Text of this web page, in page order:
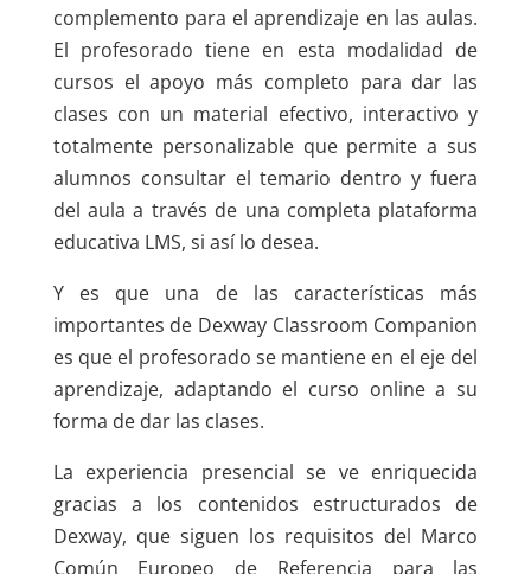
complemento para el aprendizaje en las aulas.
El profesorado tiene en esta modalidad de
cursos el apoyo más completo para dar las
clases con un material efectivo, interactivo y
totalmente personalizable que permite a sus
alumnos consultar el temario dentro y fuera
del aula a través de una completa plataforma
educativa LMS, si así lo desea.
Y es que una de las características más
importantes de Dexway Classroom Companion
es que el profesorado se mantiene en el eje del
aprendizaje, adaptando el curso online a su
forma de dar las clases.
La experiencia presencial se ve enriquecida
gracias a los contenidos estructurados de
Dexway, que siguen los requisitos del Marco
Común Europeo de Referencia para las